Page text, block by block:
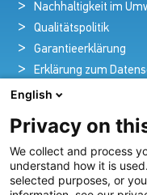
Nachhaltigkeit im
Qualitätspolitik
Garantieerklärung
Erklärung zum
Rechtlicher Hinweis
Pioniere in
Seit über 100 Jahren
English
Privacy on
We collect and process
understand how it is
selected purposes, or